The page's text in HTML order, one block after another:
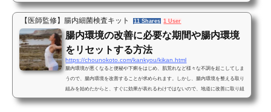
で腸内フローラをチェックするためにはどうすれば良いのか、チェック方法につい
てもご紹介していきましょう。「便秘・下痢・軟便・腹部膨満感 」全部腸内フロー
ラが影響しているかも？便秘や下痢、軟便や腹部膨満感など、お腹の悩みはなかな
か相談できなかったり、つい抱え込んでしまいがちな悩み...
【医師監修】腸内細菌検査キット 11 Shares 1 User
腸内環境の改善に必要な期間や腸内環境
をリセットする方法
https://chounokoto.com/kankyou/kikan.html
腸内環境が悪くなると便秘や下痢をはじめ、肌荒れなど様々な不調を起こしてしま
うので、腸内環境を改善することが求められます。しかし、腸内環境を整える取り
組みを始めたからと、すぐに効果が表れるわけではないので、地道に改善に取り組
んでいかなければなりません。改善にはそれなりに努力や根気が必要ですが、具体